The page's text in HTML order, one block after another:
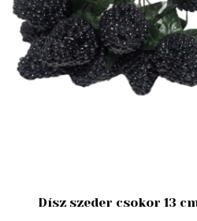
Dísz szeder csokor 13